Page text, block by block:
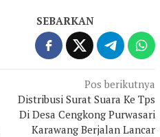
SEBARKAN
Pos berikutnya
Distribusi Surat Suara Ke Tps
Di Desa Cengkong Purwasari
Karawang Berjalan Lancar